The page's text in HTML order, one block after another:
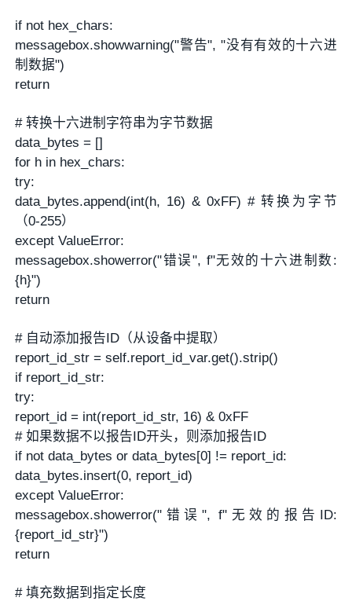
if not hex_chars:
messagebox.showwarning("警告", "没有有效的十六进
制数据")
return
# 转换十六进制字符串为字节数据
data_bytes = []
for h in hex_chars:
try:
data_bytes.append(int(h, 16) & 0xFF) # 转换为字节
（0-255）
except ValueError:
messagebox.showerror("错误", f"无效的十六进制数:
{h}")
return
# 自动添加报告ID（从设备中提取）
report_id_str = self.report_id_var.get().strip()
if report_id_str:
try:
report_id = int(report_id_str, 16) & 0xFF
# 如果数据不以报告ID开头，则添加报告ID
if not data_bytes or data_bytes[0] != report_id:
data_bytes.insert(0, report_id)
except ValueError:
messagebox.showerror("错误", f"无效的报告ID:
{report_id_str}")
return
# 填充数据到指定长度